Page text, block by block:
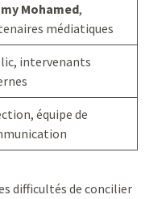
Mohamed,
médiatiques
intervenants
équipe de
difficultés de concilier